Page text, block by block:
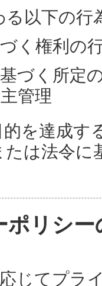
る以下の行
く権利の
づく所定
管理
的を達成
は法令
ポリシ
じてプラ